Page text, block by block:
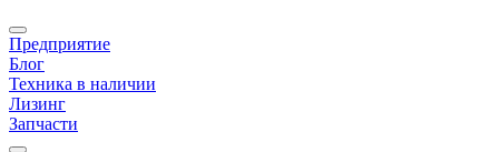
Предприятие
Блог
Техника в наличии
Лизинг
Запчасти